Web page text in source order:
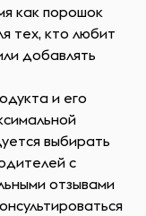
как порошок
тех, кто любит
добавлять
и его
выбирать
с
отзывами